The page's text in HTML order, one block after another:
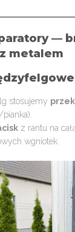
—
metalem
stosujemy
z rantu na
wgniotek.